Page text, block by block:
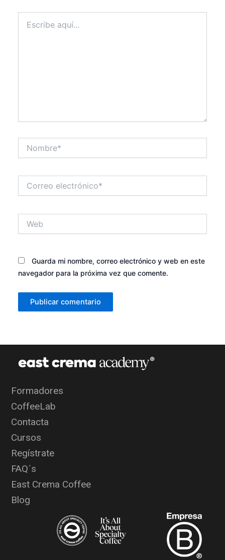
aquí...
electrónico*
Guarda mi nombre, correo electrónico y web en este
navegador para la próxima vez que comente.
Formadores
CoffeeLab
Contacta
Cursos
Regístrate
FAQ´s
East Crema Coffee
Blog